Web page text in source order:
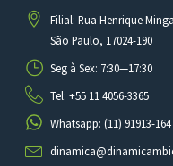
Filial: Rua Henrique
São Paulo, 17024-190
Seg à Sex: 7:30—17:30
Tel: +55 11 4056-3365
Whatsapp: (11) 91913-